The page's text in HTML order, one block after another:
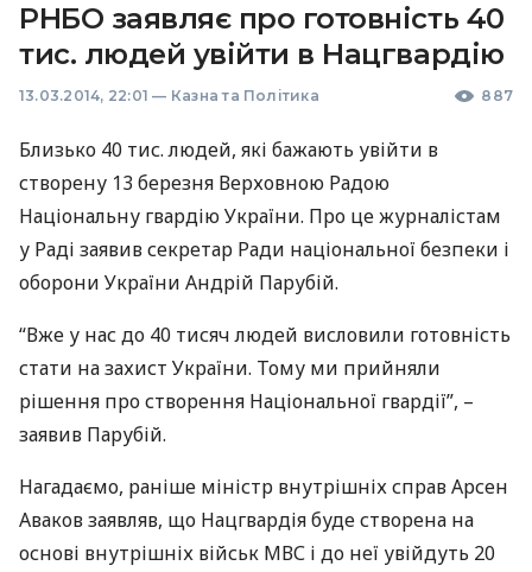
РНБО заявляє про готовність 40
тис. людей увійти в Нацгвардію
13.03.2014, 22:01 — Казна та Політика 887
Близько 40 тис. людей, які бажають увійти в
створену 13 березня Верховною Радою
Національну гвардію України. Про це журналістам
у Раді заявив секретар Ради національної безпеки і
оборони України Андрій Парубій.
“Вже у нас до 40 тисяч людей висловили готовність
стати на захист України. Тому ми прийняли
рішення про створення Національної гвардії”, –
заявив Парубій.
Нагадаємо, раніше міністр внутрішніх справ Арсен
Аваков заявляв, що Нацгвардія буде створена на
основі внутрішніх військ МВС і до неї увійдуть 20